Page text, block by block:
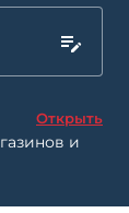
Открыть
и